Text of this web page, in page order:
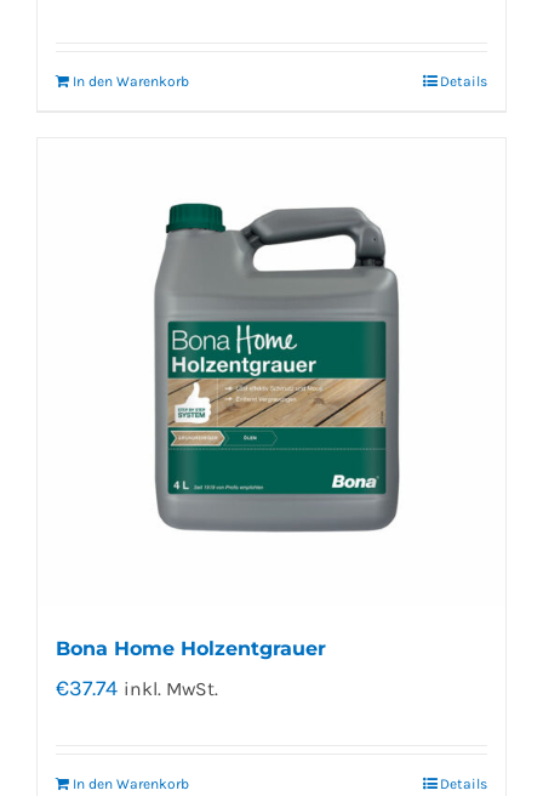
In den Warenkorb Details
Bona Home Holzentgrauer
€37.74 inkl. MwSt.
In den Warenkorb Details